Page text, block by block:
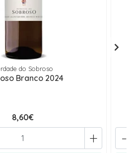
do Sobroso
Branco 2024
8,60€
+ -